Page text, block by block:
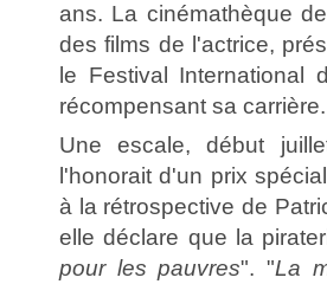
ans. La cinémathèque
des films de l'actrice,
le Festival International
récompensant sa carrière.
Une escale, début
l'honorait d'un prix
à la rétrospective de
elle déclare que la
pour les pauvres". "La